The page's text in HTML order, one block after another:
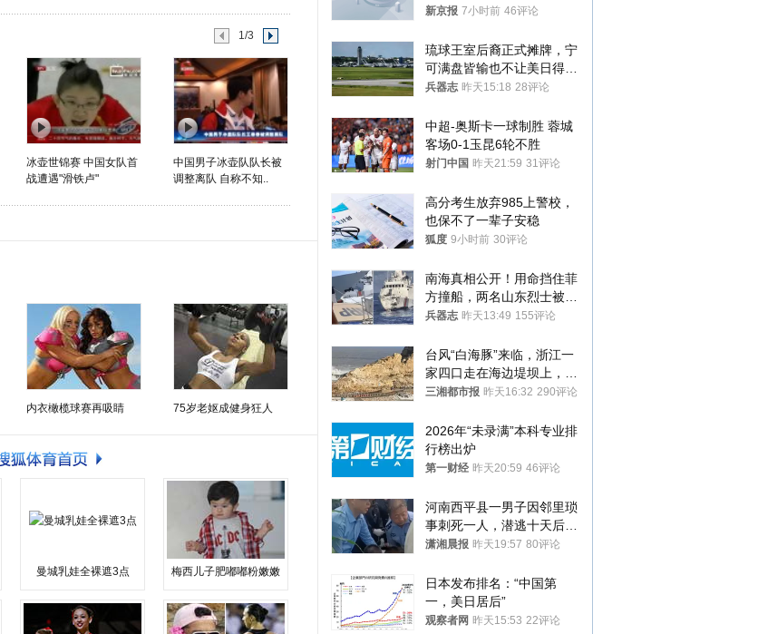
1/3
冰壶世锦赛 中国女队首
战遭遇"滑铁卢"
中国男子冰壶队队长被
调整离队 自称不知..
内衣橄榄球赛再吸睛 75岁老妪成健身狂人
曼城乳娃全裸遮3点 梅西儿子肥嘟嘟粉嫩嫩
新京报 7小时前 46评论
琉球王室后裔正式摊牌，宁
可满盘皆输也不让美日得
逞，中国成关键
兵器志 昨天15:18 28评论
中超-奥斯卡一球制胜 蓉城
客场0-1玉昆6轮不胜
射门中国 昨天21:59 31评论
高分考生放弃985上警校，
也保不了一辈子安稳
狐度 9小时前 30评论
南海真相公开！用命挡住菲
方撞船，两名山东烈士被授
武警最高荣誉
兵器志 昨天13:49 155评论
台风“白海豚”来临，浙江一
家四口走在海边堤坝上，其
中9岁男孩被巨浪卷入海
三湘都市报 昨天16:32 290评论
2026年“未录满”本科专业排
行榜出炉
第一财经 昨天20:59 46评论
河南西平县一男子因邻里琐
事刺死一人，潜逃十天后在
十多公里外一片玉米地里落
潇湘晨报 昨天19:57 80评论
日本发布排名：“中国第
一，美日居后”
观察者网 昨天15:53 22评论